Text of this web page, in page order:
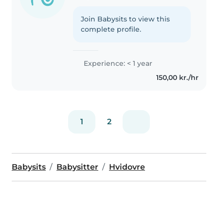
Join Babysits to view this
complete profile.
Experience: < 1 year
150,00 kr./hr
1 2
Babysits Babysitter Hvidovre